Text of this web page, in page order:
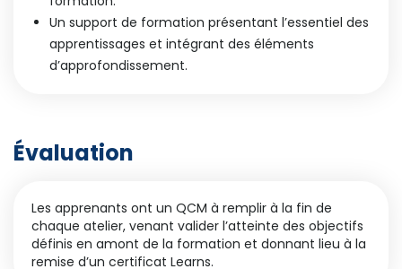
Un support de formation présentant l’essentiel des
apprentissages et intégrant des éléments
d’approfondissement.
Évaluation
Les apprenants ont un QCM à remplir à la fin de
chaque atelier, venant valider l’atteinte des objectifs
définis en amont de la formation et donnant lieu à la
remise d’un certificat Learns.